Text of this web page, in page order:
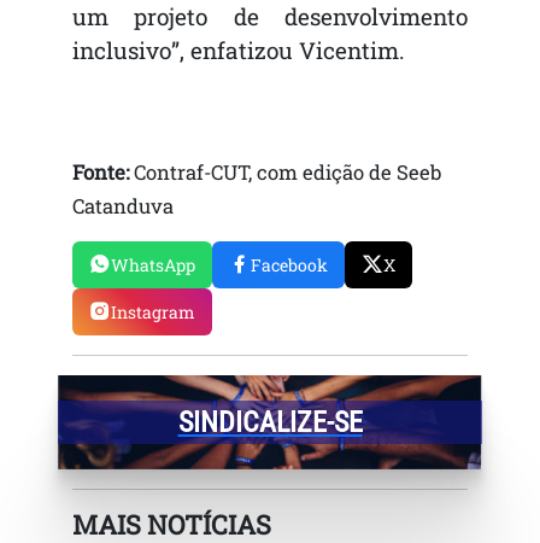
um projeto de desenvolvimento
inclusivo”, enfatizou Vicentim.
Fonte:Contraf-CUT, com edição de Seeb
Catanduva
WhatsApp Facebook X
Instagram
SINDICALIZE-SE
MAIS NOTÍCIAS